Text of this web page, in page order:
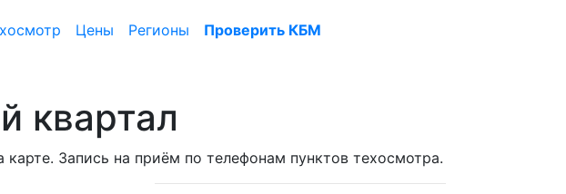
Цены Регионы Проверить КБМ
квартал
Запись на приём по телефонам пунктов техосмотра.